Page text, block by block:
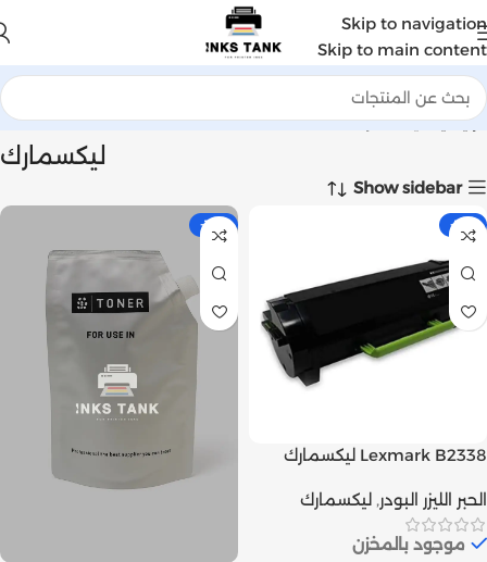
Skip to navigation
Skip to main content
الرئيسية ليكسمارك
ليكسمارك
Show sidebar
-13%
Lexmark B2338 ليكسمارك
tank
الحبر الليزر البودر, ليكسمارك
موجود بالمخزن
-10%